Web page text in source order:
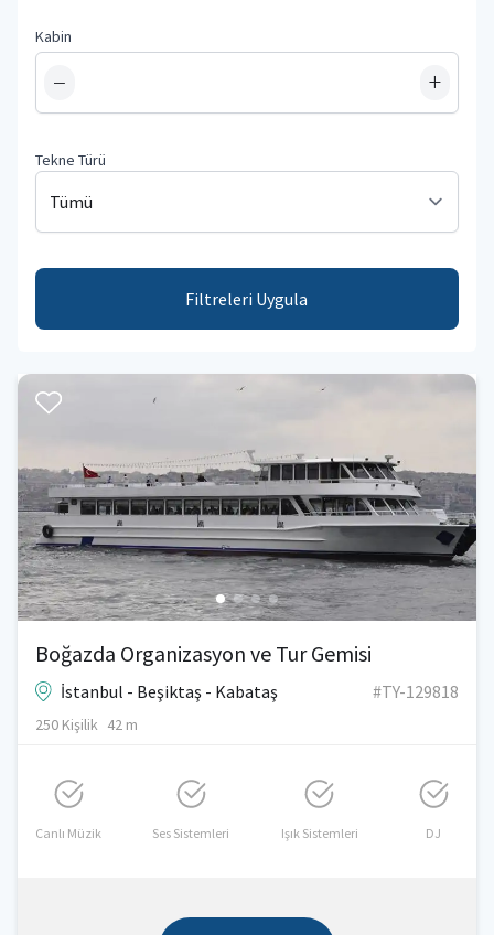
Kabin
− +
Tekne Türü
Filtreleri Uygula
Boğazda Organizasyon ve Tur Gemisi
İstanbul - Beşiktaş - Kabataş #TY-129818
250 Kişilik 42 m
Canlı Müzik Ses Sistemleri Işık Sistemleri DJ